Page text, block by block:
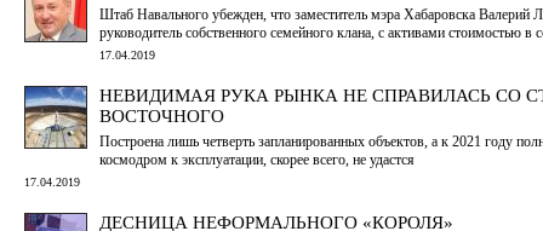
Штаб Навального убежден, что заместитель мэра Хабаровска Валерий
руководитель собственного семейного клана, с активами стоимостью в
17.04.2019
НЕВИДИМАЯ РУКА РЫНКА НЕ СПРАВИЛАСЬ СО
ВОСТОЧНОГО
Построена лишь четверть запланированных объектов, а к 2021 году
космодром к эксплуатации, скорее всего, не удастся
17.04.2019
ДЕСНИЦА НЕФОРМАЛЬНОГО «КОРОЛЯ»